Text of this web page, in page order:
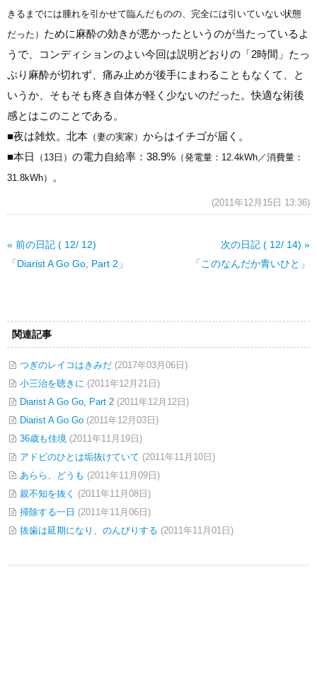
きるまでには腫れを引かせて臨んだものの、完全には引いていない状態
だった） ために麻酔の効きが悪かったというのが当たっているよ
うで、コンディションのよい今回は説明どおりの「2時間」たっ
ぷり麻酔が切れず、痛み止めが後手にまわることもなくて、と
いうか、そもそも疼き自体が軽く少ないのだった。快適な術後
感とはこのことである。
■夜は雑炊。北本 （妻の実家） からはイチゴが届く。
■本日 （13日） の電力自給率：38.9% （発電量：12.4kWh／消費量：
31.8kWh）
。
(2011年12月15日 13:36)
« 前の日記 ( 12/ 12)
「Diarist A Go Go, Part 2」
次の日記 ( 12/ 14) »
「このなんだか青いひと」
関連記事
つぎのレイコはきみだ (2017年03月06日)
小三治を聴きに (2011年12月21日)
Diarist A Go Go, Part 2 (2011年12月12日)
Diarist A Go Go (2011年12月03日)
36歳も佳境 (2011年11月19日)
アドビのひとは垢抜けていて (2011年11月10日)
あらら、どうも (2011年11月09日)
親不知を抜く (2011年11月08日)
掃除する一日 (2011年11月06日)
抜歯は延期になり、のんびりする (2011年11月01日)